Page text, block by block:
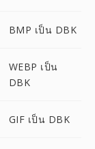
BMP เป็น DBK
WEBP เป็น
DBK
GIF เป็น DBK